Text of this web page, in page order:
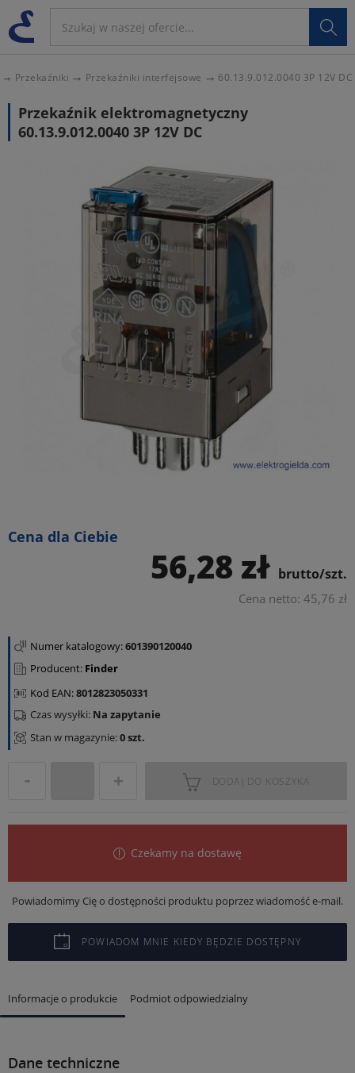

Przekaźniki Przekaźniki interfejsowe 60.13.9.012.0040 3P 12V DC
Przekaźnik elektromagnetyczny
60.13.9.012.0040 3P 12V DC
Cena dla Ciebie
56,28 zł brutto/szt.
Cena netto: 45,76 zł
Numer katalogowy:601390120040
Producent: Finder
Kod EAN:8012823050331
Stan w magazynie:0 szt.
Czas wysyłki: Na zapytanie
DODAJ DO KOSZYKA
Czekamy na dostawę
Powiadomimy Cię o dostępności produktu poprzez wiadomość e-mail.
POWIADOM MNIE KIEDY BĘDZIE DOSTĘPNY
Informacje o produkcie Podmiot odpowiedzialny
Dane techniczne